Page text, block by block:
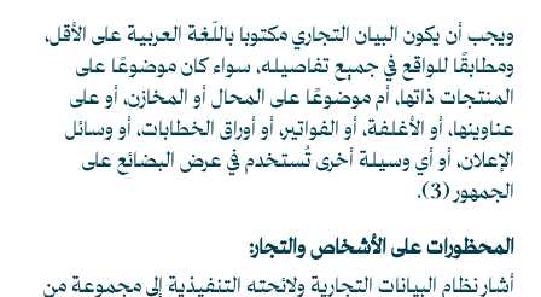
ويجب أن يكون البيان التجاري مكتوبا باللّغة العربية على الأقل،
ومطابقًا للواقع في جميع تفاصيله، سواء كان موضوعًا على
المنتجات ذاتها، أم موضوعًا على المحال أو المخازن، أو على
عناوينها، أو الأغلفة، أو الفواتير، أو أوراق الخطابات، أو وسائل
الإعلان، أو أي وسيلة أخرى تُستخدم في عرض البضائع على
الجمهور(3)
.
المحظورات على الأشخاص والتجار:
أشار نظام البيانات التجارية ولائحته التنفيذية إلى مجموعة من